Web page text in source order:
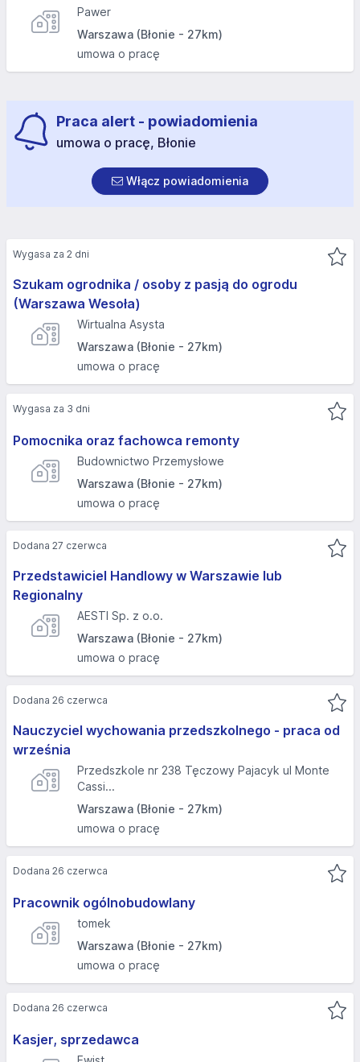
Pawer
Warszawa (Błonie - 27km)
umowa o pracę
Praca alert - powiadomienia
umowa o pracę, Błonie
Włącz powiadomienia
Szukam ogrodnika / osoby z pasją do ogrodu
(Warszawa Wesoła)
Wirtualna Asysta
Warszawa (Błonie - 27km)
umowa o pracę
Wygasa za 2 dni
Pomocnika oraz fachowca remonty
Budownictwo Przemysłowe
Warszawa (Błonie - 27km)
umowa o pracę
Wygasa za 3 dni
Przedstawiciel Handlowy w Warszawie lub
Regionalny
AESTI Sp. z o.o.
Warszawa (Błonie - 27km)
umowa o pracę
Dodana 27 czerwca
Nauczyciel wychowania przedszkolnego - praca od
września
Przedszkole nr 238 Tęczowy Pajacyk ul Monte
Cassi...
Warszawa (Błonie - 27km)
umowa o pracę
Dodana 26 czerwca
Pracownik ogólnobudowlany
tomek
Warszawa (Błonie - 27km)
umowa o pracę
Dodana 26 czerwca
Kasjer, sprzedawca
Dodana 26 czerwca